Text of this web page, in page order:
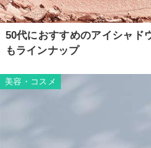
50代におすすめのアイシャド
もラインナップ
美容・コスメ